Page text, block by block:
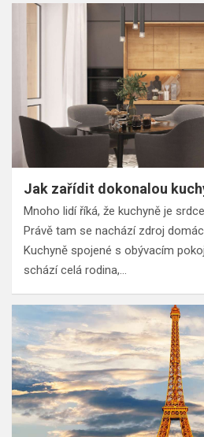
Jak zařídit dokonalou
Mnoho lidí říká, že kuchyně je
Právě tam se nachází zdroj
Kuchyně spojené s obývacím
schází celá rodina,…